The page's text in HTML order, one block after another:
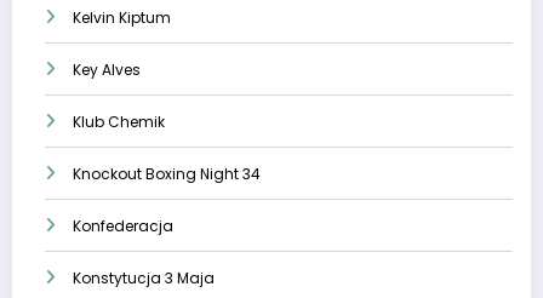
Kelvin Kiptum
Key Alves
Klub Chemik
Knockout Boxing Night 34
Konfederacja
Konstytucja 3 Maja